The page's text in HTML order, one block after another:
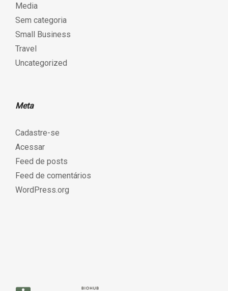
Media
Sem categoria
Small Business
Travel
Uncategorized
Meta
Cadastre-se
Acessar
Feed de posts
Feed de comentários
WordPress.org